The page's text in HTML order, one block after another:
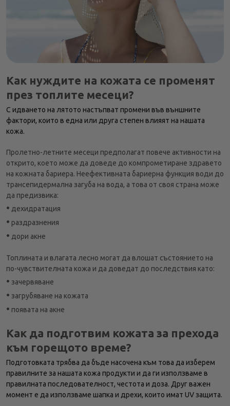
Как нуждите на кожата се променят
през топлите месеци?
С идването на лятото настъпват промени във външните
фактори, които в една или друга степен влияят на нашата
кожа.
Пролетно-летните месеци предполагат повече активности на
открито, което може да доведе до компрометиране здравето
на кожната бариера. Неефективната бариерна функция води до
трансепидермална загуба на вода, а това от своя страна може
да предизвика:
• дехидратация
• раздразнения
• дори акне
Топлината и влагата лесно могат да влошат състоянието на
по-чувствителната кожа и да доведат до последствия като:
• зачервяване
• загрубяване на кожата
• появата на акне
Как да подготвим кожата за прехода
към горещото време?
Подготовката трябва да бъде насочена към това да изберем
правилните за нашата кожа продукти и да ги използваме в
правилната последователност, честота и доза. Друг важен
момент е да използваме шапка и дрехи, които имат UV защита.